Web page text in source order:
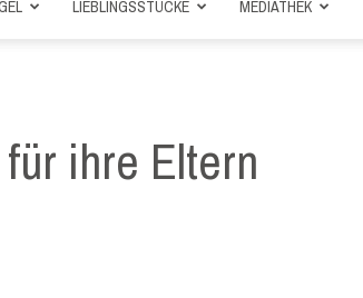
LIEBLINGSSTÜCKE MEDIATHEK
ihre Eltern